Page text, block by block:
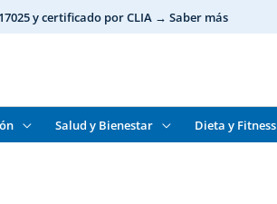
y certificado por CLIA → Saber más
Salud y Bienestar Dieta y Fitness